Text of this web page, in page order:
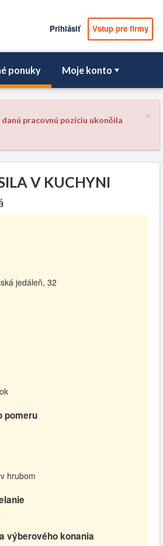
Prihlásiť Vstup pre firmy
ponuky Moje konto
×
pracovnú pozíciu ukončila
V KUCHYNI
jedáleň, 32
pomeru
hrubom
výberového konania